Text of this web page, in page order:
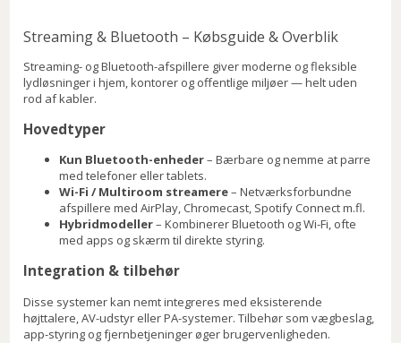
Streaming & Bluetooth – Købsguide & Overblik
Streaming- og Bluetooth-afspillere giver moderne og fleksible
lydløsninger i hjem, kontorer og offentlige miljøer — helt uden
rod af kabler.
Hovedtyper
Kun Bluetooth-enheder– Bærbare og nemme at parre
med telefoner eller tablets.
Wi-Fi / Multiroom streamere– Netværksforbundne
afspillere med AirPlay, Chromecast, Spotify Connect m.fl.
Hybridmodeller– Kombinerer Bluetooth og Wi-Fi, ofte
med apps og skærm til direkte styring.
Integration & tilbehør
Disse systemer kan nemt integreres med eksisterende
højttalere, AV-udstyr eller PA-systemer. Tilbehør som vægbeslag,
app-styring og fjernbetjeninger øger brugervenligheden.